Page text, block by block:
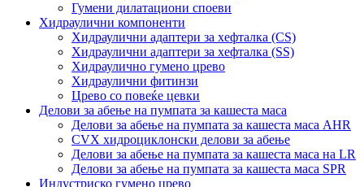
Гумени дилатациони споеви
Хидраулични компоненти
Хидраулични адаптери за хефталка (CS)
Хидраулични адаптери за хефталка (SS)
Хидраулично гумено црево
Хидраулични фитинзи
Црево со повеќе цевки
Делови за абење на пумпата за кашеста маса
Делови за абење на пумпата за кашеста маса AHR
CVX хидроциклонски делови за абење
Делови за абење на пумпата за кашеста маса на LR
Делови за абење на пумпата за кашеста маса SPR
Индустриско гумено црево